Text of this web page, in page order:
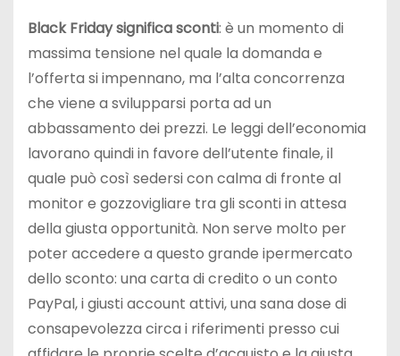
Black Friday significa sconti: è un momento di
massima tensione nel quale la domanda e
l’offerta si impennano, ma l’alta concorrenza
che viene a svilupparsi porta ad un
abbassamento dei prezzi. Le leggi dell’economia
lavorano quindi in favore dell’utente finale, il
quale può così sedersi con calma di fronte al
monitor e gozzovigliare tra gli sconti in attesa
della giusta opportunità. Non serve molto per
poter accedere a questo grande ipermercato
dello sconto: una carta di credito o un conto
PayPal, i giusti account attivi, una sana dose di
consapevolezza circa i riferimenti presso cui